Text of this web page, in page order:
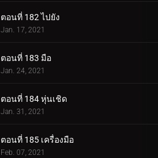
ตอนที่ 182 ไปยัง
Jan. 17, 2021
ตอนที่ 183 มือ
Jan. 24, 2021
ตอนที่ 184 หุ่นเชิด
Jan. 31, 2021
ตอนที่ 185 เครื่องมือ
Feb. 07, 2021